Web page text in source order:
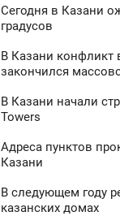
Сегодня в Казани
градусов
В Казани конфликт
закончился
В Казани начали
Towers
Адреса пунктов
Казани
В следующем году
казанских домах